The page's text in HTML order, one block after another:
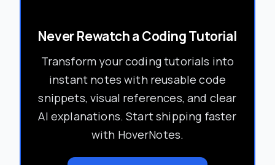
Never Rewatch a Coding Tutorial
Transform your coding tutorials into
instant notes with reusable code
snippets, visual references, and clear
AI explanations. Start shipping faster
with HoverNotes.